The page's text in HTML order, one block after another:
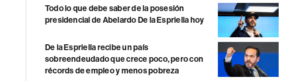
Todo lo que debe saber de la posesión
presidencial de Abelardo De la Espriella hoy
De la Espriella recibe un país
sobreendeudado que crece poco, pero con
récords de empleo y menos pobreza